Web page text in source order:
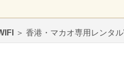
＞ 香港・マカオ専用レンタ